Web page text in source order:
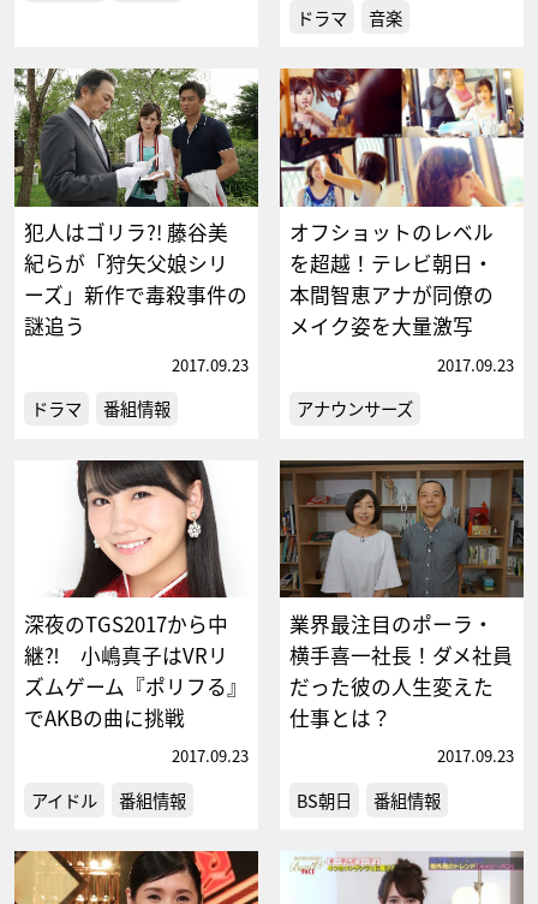
ドラマ 音楽
犯人はゴリラ?! 藤谷美
紀らが「狩矢父娘シリ
ーズ」新作で毒殺事件の
謎追う
2017.09.23
ドラマ 番組情報
オフショットのレベル
を超越！テレビ朝日・
本間智恵アナが同僚の
メイク姿を大量激写
2017.09.23
アナウンサーズ
深夜のTGS2017から中
継⁈ 小嶋真子はVRリ
ズムゲーム『ポリフる』
でAKBの曲に挑戦
2017.09.23
アイドル 番組情報
業界最注目のポーラ・
横手喜一社長！ダメ社員
だった彼の人生変えた
仕事とは？
2017.09.23
BS朝日 番組情報